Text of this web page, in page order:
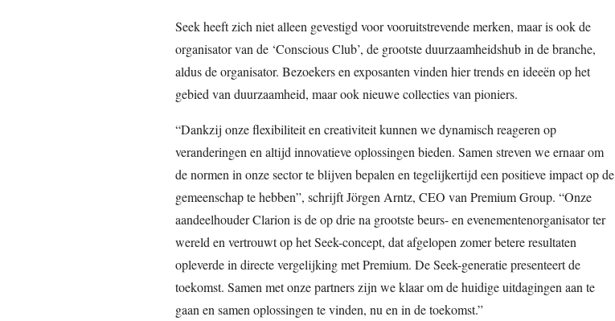
Seek heeft zich niet alleen gevestigd voor vooruitstrevende merken, maar is ook de
organisator van de ‘Conscious Club’, de grootste duurzaamheidshub in de branche,
aldus de organisator. Bezoekers en exposanten vinden hier trends en ideeën op het
gebied van duurzaamheid, maar ook nieuwe collecties van pioniers.
“Dankzij onze flexibiliteit en creativiteit kunnen we dynamisch reageren op
veranderingen en altijd innovatieve oplossingen bieden. Samen streven we ernaar om
de normen in onze sector te blijven bepalen en tegelijkertijd een positieve impact op de
gemeenschap te hebben”, schrijft Jörgen Arntz, CEO van Premium Group. “Onze
aandeelhouder Clarion is de op drie na grootste beurs- en evenementenorganisator ter
wereld en vertrouwt op het Seek-concept, dat afgelopen zomer betere resultaten
opleverde in directe vergelijking met Premium. De Seek-generatie presenteert de
toekomst. Samen met onze partners zijn we klaar om de huidige uitdagingen aan te
gaan en samen oplossingen te vinden, nu en in de toekomst.”